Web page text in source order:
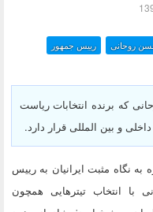
روحانی
رییس جمهور
که برنده انتخابات ریاست
و بین المللی قرار دارد.
به نگاه مثبت ایرانیان به رییس
با انتخاب تیترهایی همچون